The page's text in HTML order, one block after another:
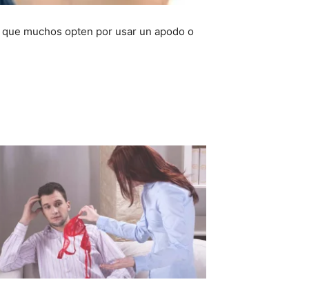
muchos opten por usar un apodo o